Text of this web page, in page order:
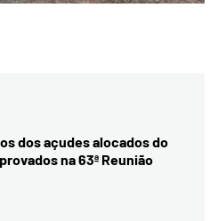
dos açudes alocados do
na 63ª Reunião